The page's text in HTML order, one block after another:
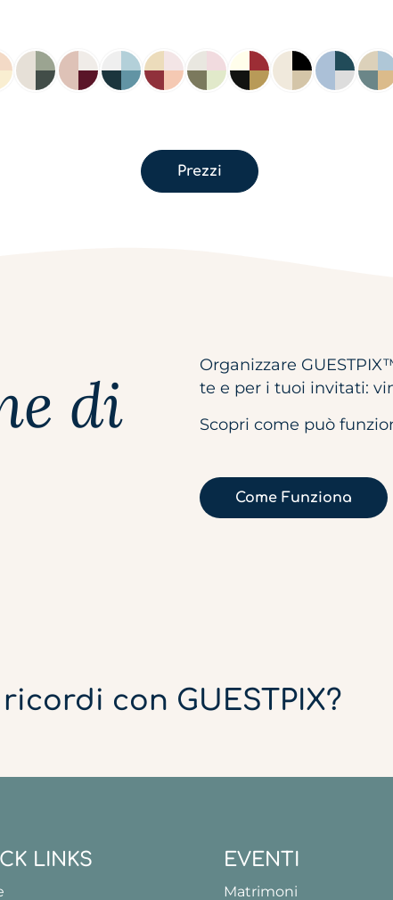
Prezzi
di
Organizzare
te e per i tuoi invitati:
Scopri come può
Come Funziona
con GUESTPIX?
LINKS EVENTI
Matrimoni